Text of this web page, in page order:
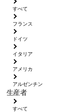
すべて
フランス
ドイツ
イタリア
アメリカ
アルゼンチン
生産者
すべて